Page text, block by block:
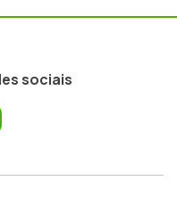
sociais